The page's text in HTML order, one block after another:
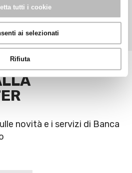
tutti i cookie
ai selezionati
Rifiuta
WHISTLEBLOWING
ACCESSIBILITÀ
novità e i servizi di Banca